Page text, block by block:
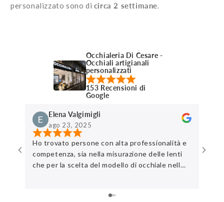
personalizzato sono di circa 2 settimane.
Occhialeria Di Cesare -
Occhiali artigianali
personalizzati
153 Recensioni di
Google
Elena Valgimigli
ago 23, 2025
Ho trovato persone con alta professionalità e
competenza, sia nella misurazione delle lenti
che per la scelta del modello di occhiale nell